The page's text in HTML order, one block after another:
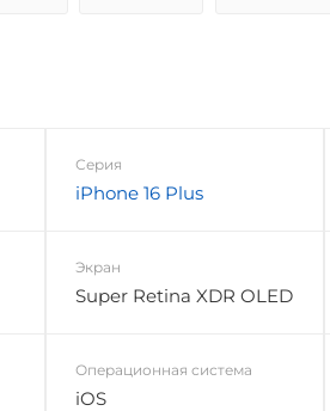
Серия
iPhone 16 Plus
Экран
Super Retina XDR OLED
Операционная система
iOS